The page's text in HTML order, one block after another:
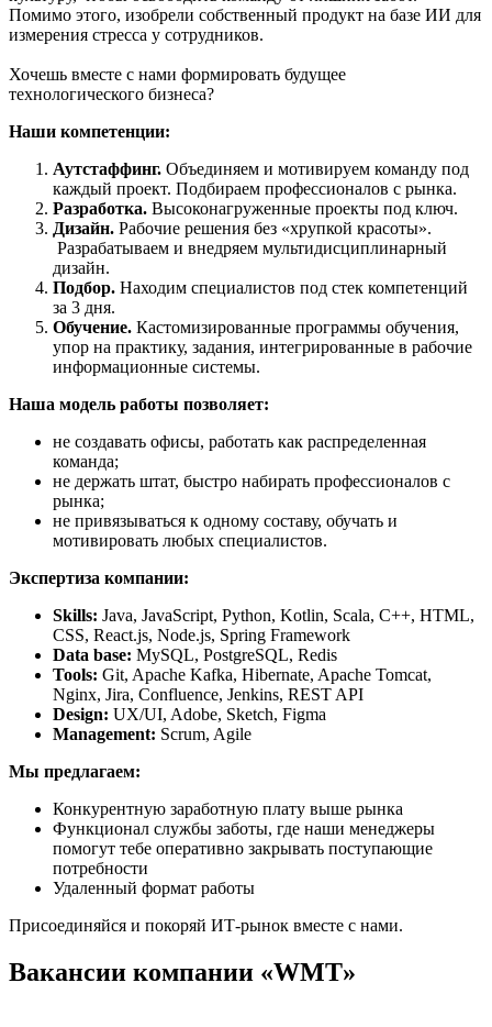
Помимо этого, изобрели собственный продукт на базе ИИ для
измерения стресса у сотрудников.
Хочешь вместе с нами формировать будущее
технологического бизнеса?
Наши компетенции:
Аутстаффинг. Объединяем и мотивируем команду под
каждый проект. Подбираем профессионалов с рынка.
Разработка. Высоконагруженные проекты под ключ.
Дизайн. Рабочие решения без «хрупкой красоты».
Разрабатываем и внедряем мультидисциплинарный
дизайн.
Подбор. Находим специалистов под стек компетенций
за 3 дня.
Обучение. Кастомизированные программы обучения,
упор на практику, задания, интегрированные в рабочие
информационные системы.
Наша модель работы позволяет:
не создавать офисы, работать как распределенная
команда;
не держать штат, быстро набирать профессионалов с
рынка;
не привязываться к одному составу, обучать и
мотивировать любых специалистов.
Экспертиза компании:
Skills: Java, JavaScript, Python, Kotlin, Scala, C++, HTML,
CSS, React.js, Node.js, Spring Framework
Data base: MySQL, PostgreSQL, Redis
Tools: Git, Apache Kafka, Hibernate, Apache Tomcat,
Nginx, Jira, Confluence, Jenkins, REST API
Design: UX/UI, Adobe, Sketch, Figma
Management: Scrum, Agile
Мы предлагаем:
Конкурентную заработную плату выше рынка
Функционал службы заботы, где наши менеджеры
помогут тебе оперативно закрывать поступающие
потребности
Удаленный формат работы
Присоединяйся и покоряй ИТ-рынок вместе с нами.
Вакансии компании «WMT»